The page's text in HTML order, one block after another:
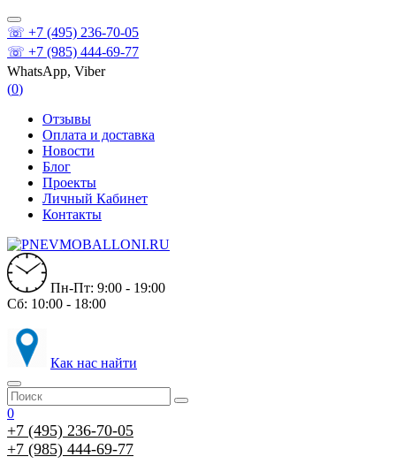
☏ +7 (495) 236-70-05
☏ +7 (985) 444-69-77
WhatsApp, Viber
(0)
Отзывы
Оплата и доставка
Новости
Блог
Проекты
Личный Кабинет
Контакты
Пн-Пт: 9:00 - 19:00
Сб: 10:00 - 18:00
Как нас найти
0
+7 (495) 236-70-05
+7 (985) 444-69-77